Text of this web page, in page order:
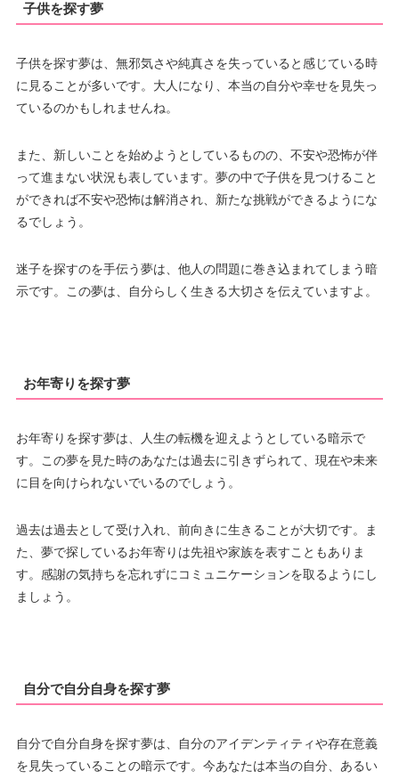
子供を探す夢
子供を探す夢は、無邪気さや純真さを失っていると感じている時
に見ることが多いです。大人になり、本当の自分や幸せを見失っ
ているのかもしれませんね。
また、新しいことを始めようとしているものの、不安や恐怖が伴
って進まない状況も表しています。夢の中で子供を見つけること
ができれば不安や恐怖は解消され、新たな挑戦ができるようにな
るでしょう。
迷子を探すのを手伝う夢は、他人の問題に巻き込まれてしまう暗
示です。この夢は、自分らしく生きる大切さを伝えていますよ。
お年寄りを探す夢
お年寄りを探す夢は、人生の転機を迎えようとしている暗示で
す。この夢を見た時のあなたは過去に引きずられて、現在や未来
に目を向けられないでいるのでしょう。
過去は過去として受け入れ、前向きに生きることが大切です。ま
た、夢で探しているお年寄りは先祖や家族を表すこともありま
す。感謝の気持ちを忘れずにコミュニケーションを取るようにし
ましょう。
自分で自分自身を探す夢
自分で自分自身を探す夢は、自分のアイデンティティや存在意義
を見失っていることの暗示です。今あなたは本当の自分、あるい